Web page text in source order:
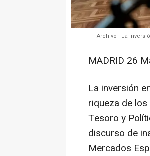
Archivo - La
MADRID 26
La inversión
riqueza de
Tesoro y
discurso de
Mercados